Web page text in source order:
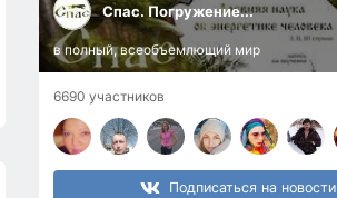
Спас. Погружение...
в полный, всеобъемлющий мир
6690 участников
Подписаться на новости